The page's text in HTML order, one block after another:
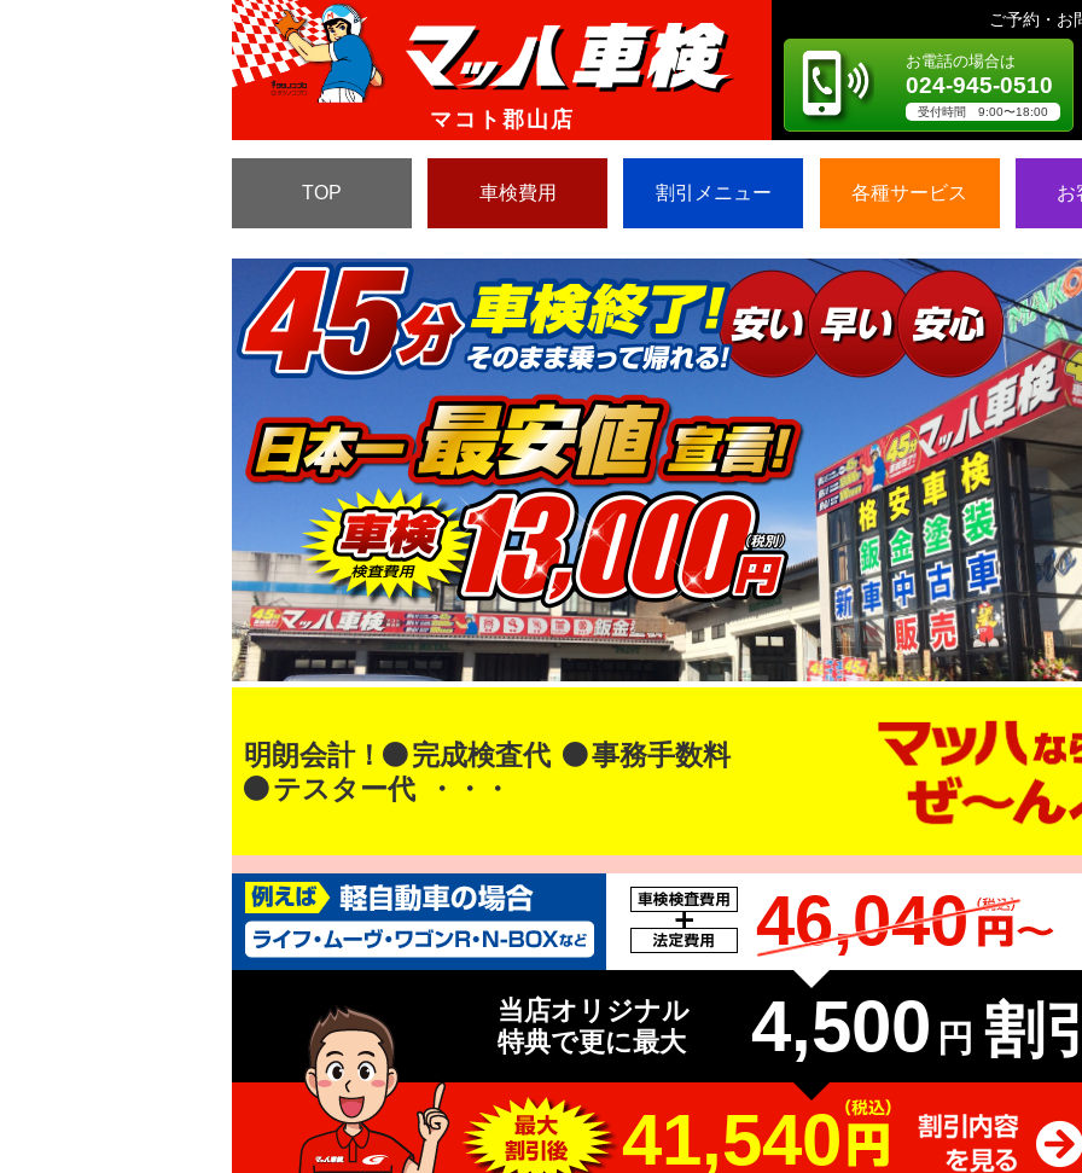
マコト郡山店
ご予約・お
お電話の場合は
024-945-0510
受付時間 9:00〜18:00
TOP 車検費用 割引メニュー 各種サービス お
明朗会計！ 完成検査代
事務手数料
テスター代
・・・
46,040
当店オリジナル
特典で更に最大
4,500 円 割
41,540